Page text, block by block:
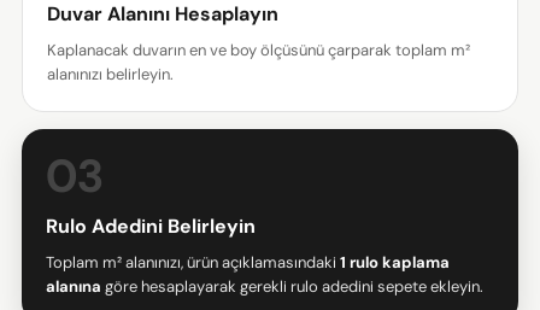
Duvar Alanını Hesaplayın
Kaplanacak duvarın en ve boy ölçüsünü çarparak toplam m²
alanınızı belirleyin.
03
Rulo Adedini Belirleyin
Toplam m² alanınızı, ürün açıklamasındaki 1 rulo kaplama
alanına göre hesaplayarak gerekli rulo adedini sepete ekleyin.
Paylaş
Facebook'ta
Paylaş
X'te
paylaş
Pinterest'teki
Mesajın
* işaretli alanların doldurulması zorunludur.